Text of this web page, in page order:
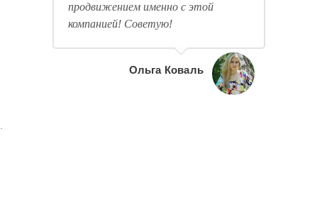
продвижением именно с этой
компанией! Советую!
Ольга Коваль